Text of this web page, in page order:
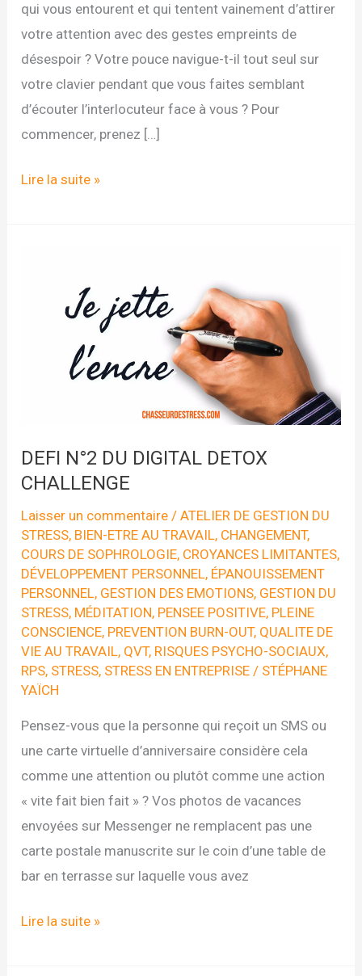
qui vous entourent et qui tentent vainement d’attirer
votre attention avec des gestes empreints de
désespoir ? Votre pouce navigue-t-il tout seul sur
votre clavier pendant que vous faites semblant
d’écouter l’interlocuteur face à vous ? Pour
commencer, prenez […]
DEFI
CHALLENGE
Lire la suite »
DEFI N°2 DU DIGITAL DETOX
CHALLENGE
Laisser un commentaire /ATELIER DE GESTION DU
STRESS, BIEN-ETRE AU TRAVAIL, CHANGEMENT,
COURS DE SOPHROLOGIE, CROYANCES LIMITANTES,
DÉVELOPPEMENT PERSONNEL, ÉPANOUISSEMENT
PERSONNEL, GESTION DES EMOTIONS, GESTION DU
STRESS, MÉDITATION, PENSEE POSITIVE, PLEINE
CONSCIENCE, PREVENTION BURN-OUT, QUALITE DE
VIE AU TRAVAIL, QVT, RISQUES PSYCHO-SOCIAUX,
RPS, STRESS, STRESS EN ENTREPRISE / STÉPHANE
YAÏCH
Pensez-vous que la personne qui reçoit un SMS ou
une carte virtuelle d’anniversaire considère cela
comme une attention ou plutôt comme une action
« vite fait bien fait » ? Vos photos de vacances
envoyées sur Messenger ne remplacent pas une
carte postale manuscrite sur le coin d’une table de
bar en terrasse sur laquelle vous avez
DEFI
Lire la suite »